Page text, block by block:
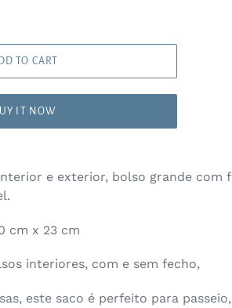
TO CART
IT NOW
e exterior, bolso grande com
cm x 23 cm
interiores, com e sem fecho,
este saco é perfeito para